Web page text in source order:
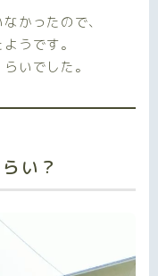
かったので、
うです。
いでした。
い？